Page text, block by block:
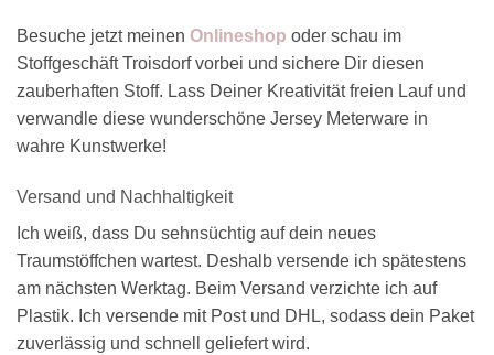
Besuche jetzt meinen Onlineshop oder schau im
Stoffgeschäft Troisdorf vorbei und sichere Dir diesen
zauberhaften Stoff. Lass Deiner Kreativität freien Lauf und
verwandle diese wunderschöne Jersey Meterware in
wahre Kunstwerke!
Versand und Nachhaltigkeit
Ich weiß, dass Du sehnsüchtig auf dein neues
Traumstöffchen wartest. Deshalb versende ich spätestens
am nächsten Werktag. Beim Versand verzichte ich auf
Plastik. Ich versende mit Post und DHL, sodass dein Paket
zuverlässig und schnell geliefert wird.